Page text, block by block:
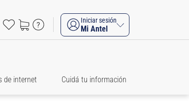
Iniciar sesión
Mi Antel
de internet Cuidá tu información